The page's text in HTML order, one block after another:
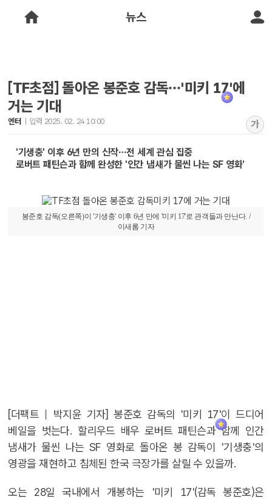
뉴스
[TF초점] 돌아온 봉준호 감독…'미키 17'에
거는 기대
엔터 입력 2025. 02. 24 10:00 가
'기생충' 이후 6년 만의 신작…전 세계 관심 집중
로버트 패틴슨과 함께 완성한 '인간 냄새가 물씬 나는 SF 영화'
봉준호 감독(오른쪽)이 '기생충' 이후 6년 만에 '미키 17'로 관객들과 만난다. /
이새롬 기자
[더팩트｜박지윤 기자] 봉준호 감독의 '미키 17'이 드디어
베일을 벗는다. 할리우드 배우 로버트 패틴슨과 함께 인간
냄새가 물씬 나는 SF 영화로 돌아온 봉 감독이 '기생충'의
영광을 재현하고 침체된 한국 극장가를 살릴 수 있을까.
오는 28일 국내에서 개봉하는 '미키 17'(감독 봉준호)은